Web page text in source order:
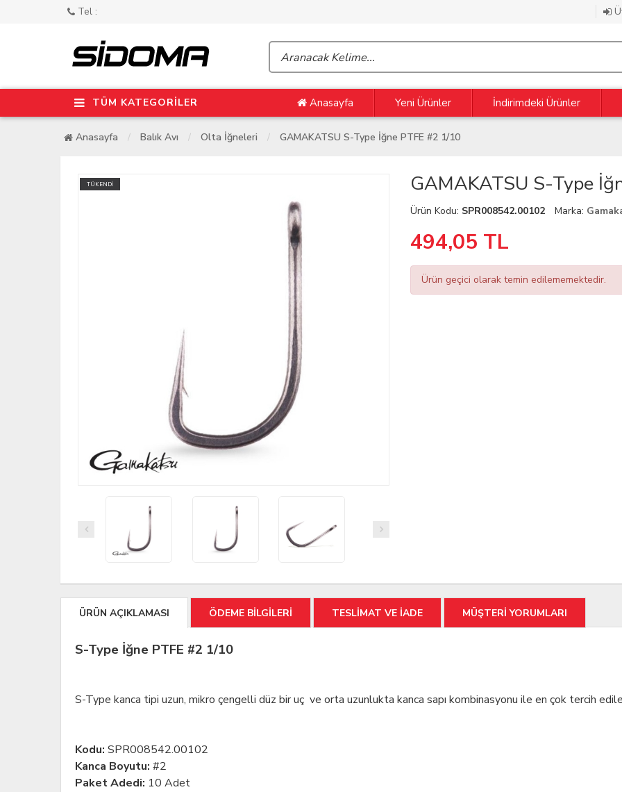
Tel :
TÜM KATEGORİLER Anasayfa Yeni Ürünler İndirimdeki Ürünler
Anasayfa Balık Avı Olta İğneleri GAMAKATSU S-Type İğne PTFE #2 1/10
TÜKENDİ GAMAKATSU S-Type
Ürün Kodu: SPR008542.00102 Marka:
494,05 TL
Ürün geçici olarak temin edilememektedir.
ÜRÜN AÇIKLAMASI ÖDEME BİLGİLERİ TESLİMAT VE İADE MÜŞTERİ YORUMLARI
S-Type İğne PTFE #2 1/10
S-Type kanca tipi uzun, mikro çengelli düz bir uç ve orta uzunlukta kanca sapı kombinasyonu ile en çok tercih
Kodu: SPR008542.00102
Kanca Boyutu: #2
Paket Adedi: 10 Adet